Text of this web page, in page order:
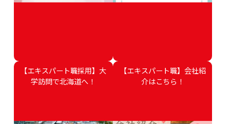
【エキスパート職採用】大
学訪問で北海道へ！
【エキスパート職】会社紹
介はこちら！